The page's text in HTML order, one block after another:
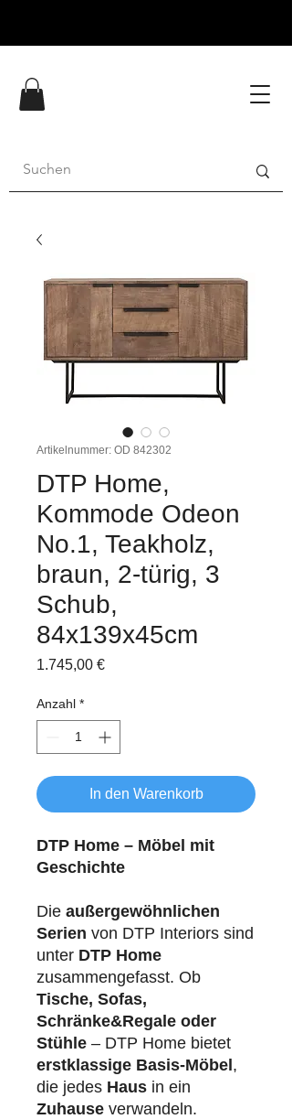
Artikelnummer: OD 842302
DTP Home,
Kommode Odeon
No.1, Teakholz,
braun, 2-türig, 3
Schub,
84x139x45cm
1.745,00 €Preis
Anzahl *
In den Warenkorb
DTP Home – Möbel mit
Geschichte
Die außergewöhnlichen
Serien von DTP Interiors sind
unter DTP Home
zusammengefasst. Ob
Tische, Sofas,
Schränke&Regale oder
Stühle – DTP Home bietet
erstklassige Basis-Möbel ,
die jedes Haus in ein
Zuhause verwandeln.